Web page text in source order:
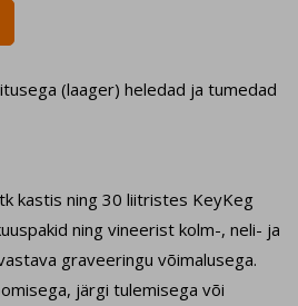
(laager) heledad ja tumedad
kastis ning 30 liitristes KeyKeg
ning vineerist kolm-, neli- ja
graveeringu võimalusega.
järgi tulemisega või